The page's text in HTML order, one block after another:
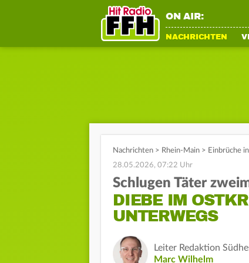
ON AIR:
NACHRICHTEN
Nachrichten > Rhein-Main > Einbrüche
28.05.2026, 07:22 Uhr
Schlugen Täter
DIEBE IM
UNTERWEGS
Leiter Redaktion
Marc Wilhelm